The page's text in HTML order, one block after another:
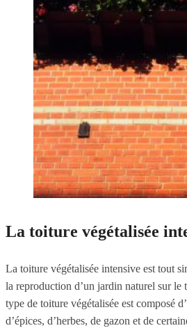
La toiture végétalisée
La toiture végétalisée intensive est tout
la reproduction d’un jardin naturel sur le
type de toiture végétalisée est composé
d’épices, d’herbes, de gazon et de